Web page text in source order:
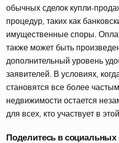
обычных сделок купли-
процедур, таких как
имущественные споры.
также может быть
дополнительный уровень
заявителей. В условиях,
становятся все более
недвижимости остается
для всех, кто участвует в
Поделитесь в социальных